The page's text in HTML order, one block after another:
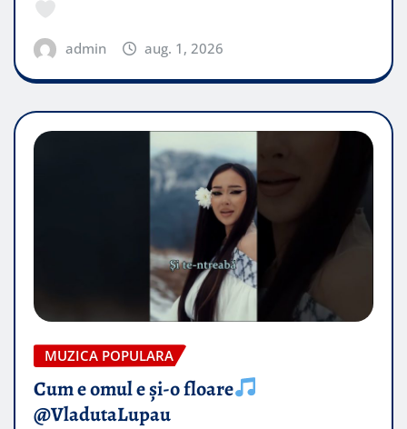
admin aug. 1, 2026
MUZICA POPULARA
Cum e omul e și-o floare
@VladutaLupau